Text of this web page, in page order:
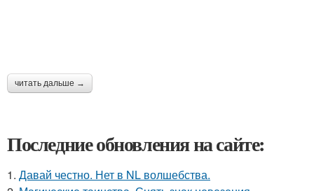
читать дальше →
Последние обновления на сайте:
1. Давай честно. Нет в NL волшебства.